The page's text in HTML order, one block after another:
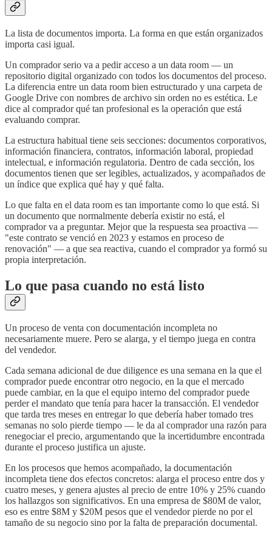
La lista de documentos importa. La forma en que están organizados
importa casi igual.
Un comprador serio va a pedir acceso a un data room — un
repositorio digital organizado con todos los documentos del proceso.
La diferencia entre un data room bien estructurado y una carpeta de
Google Drive con nombres de archivo sin orden no es estética. Le
dice al comprador qué tan profesional es la operación que está
evaluando comprar.
La estructura habitual tiene seis secciones: documentos corporativos,
información financiera, contratos, información laboral, propiedad
intelectual, e información regulatoria. Dentro de cada sección, los
documentos tienen que ser legibles, actualizados, y acompañados de
un índice que explica qué hay y qué falta.
Lo que falta en el data room es tan importante como lo que está. Si
un documento que normalmente debería existir no está, el
comprador va a preguntar. Mejor que la respuesta sea proactiva —
"este contrato se venció en 2023 y estamos en proceso de
renovación" — a que sea reactiva, cuando el comprador ya formó su
propia interpretación.
Lo que pasa cuando no está listo
Un proceso de venta con documentación incompleta no
necesariamente muere. Pero se alarga, y el tiempo juega en contra
del vendedor.
Cada semana adicional de due diligence es una semana en la que el
comprador puede encontrar otro negocio, en la que el mercado
puede cambiar, en la que el equipo interno del comprador puede
perder el mandato que tenía para hacer la transacción. El vendedor
que tarda tres meses en entregar lo que debería haber tomado tres
semanas no solo pierde tiempo — le da al comprador una razón para
renegociar el precio, argumentando que la incertidumbre encontrada
durante el proceso justifica un ajuste.
En los procesos que hemos acompañado, la documentación
incompleta tiene dos efectos concretos: alarga el proceso entre dos y
cuatro meses, y genera ajustes al precio de entre 10% y 25% cuando
los hallazgos son significativos. En una empresa de $80M de valor,
eso es entre $8M y $20M pesos que el vendedor pierde no por el
tamaño de su negocio sino por la falta de preparación documental.